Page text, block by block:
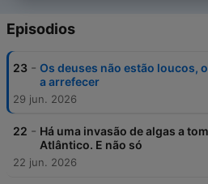
Episodios
23 - Os deuses não estão loucos,
a arrefecer
29 jun. 2026
22 - Há uma invasão de algas a
Atlântico. E não só
22 jun. 2026